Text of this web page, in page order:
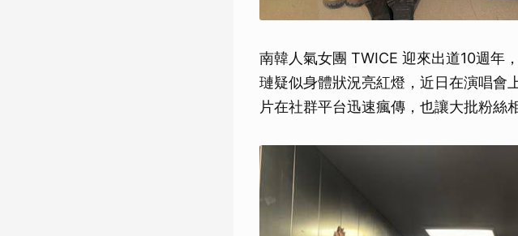
南韓人氣女團 TWICE 迎來出道10週年
璉疑似身體狀況亮紅燈，近日在演唱會
片在社群平台迅速瘋傳，也讓大批粉絲